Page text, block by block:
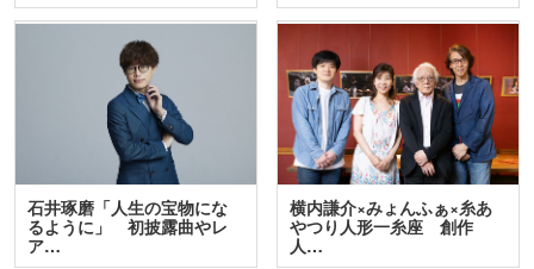
石井琢磨「人生の宝物にな
るように」 初披露曲やレ
ア…
横内謙介×みょんふぁ×糸あ
やつり人形一糸座 創作
人…